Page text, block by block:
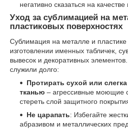
негативно сказаться на
Уход за сублимацией на
пластиковых поверхностях
Сублимация на металле и пластике
изготовлении именных табличек,
вывесок и декоративных
служили долго:
Протирать сухой или
тканью – агрессивные моющие
стереть слой защитного
Не царапать: Избегайте
абразивом и металлических